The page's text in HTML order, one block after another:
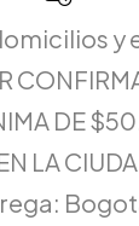
y
DE
LA